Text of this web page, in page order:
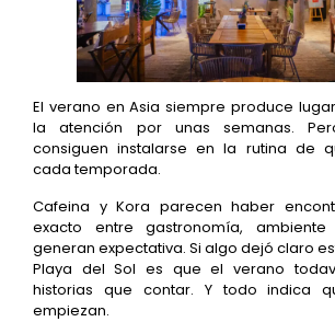
El verano en Asia siempre produce
la atención por unas semanas.
consiguen instalarse en la rutina de
cada temporada.
Cafeina y Kora parecen haber
exacto entre gastronomía,
generan expectativa. Si algo dejó claro
Playa del Sol es que el verano
historias que contar. Y todo indica
empiezan.